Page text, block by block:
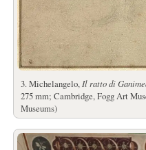
3. Michelangelo,Il ratto di
275 mm; Cambridge, Fogg Art
Museums)